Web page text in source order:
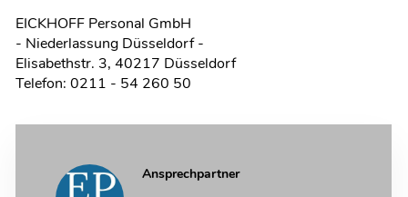
Ansprechpartner
EICKHOFF Personal GmbH
- Niederlassung Düsseldorf -
Elisabethstr. 3, 40217 Düsseldorf
Telefon: 0211 - 54 260 50